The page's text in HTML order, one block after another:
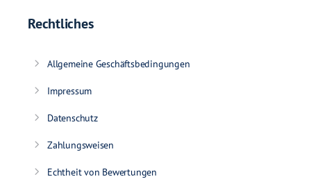
Rechtliches
Allgemeine Geschäftsbedingungen
Impressum
Datenschutz
Zahlungsweisen
Echtheit von Bewertungen